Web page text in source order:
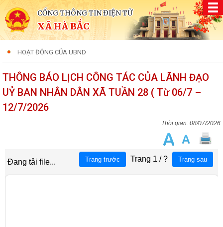
CỔNG THÔNG TIN ĐIỆN TỬ
XÃ HÀ BẮC
HOẠT ĐỘNG CỦA UBND
THÔNG BÁO LỊCH CÔNG TÁC CỦA LÃNH ĐẠO
UỶ BAN NHÂN DÂN XÃ TUẦN 28 ( Từ 06/7 –
12/7/2026
08/07/2026